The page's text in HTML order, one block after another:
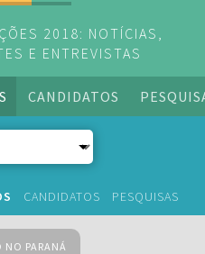
2018: NOTÍCIAS,
E ENTREVISTAS
CANDIDATOS
CANDIDATOS PESQUISAS
NO PARANÁ